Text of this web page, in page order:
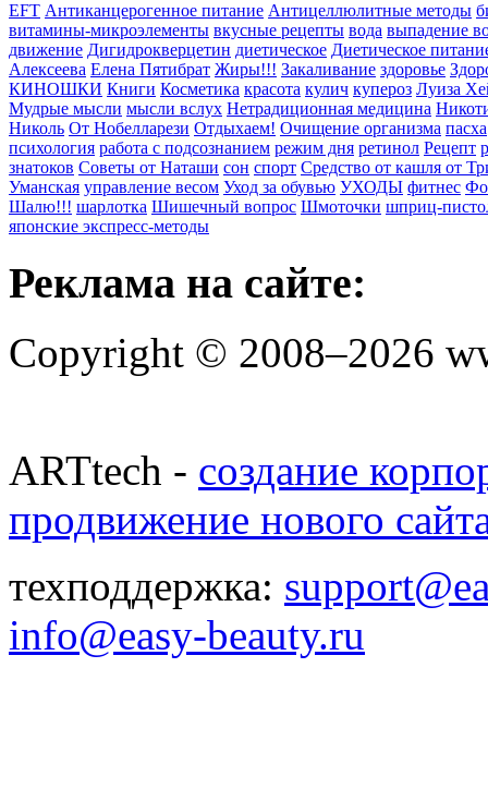
EFT Антиканцерогенное питание Антицеллюлитные методы
витамины-микроэлементы вкусные рецепты вода выпадение
движение Дигидрокверцетин диетическое Диетическое
Алексеева Елена Пятибрат Жиры!!! Закаливание здоровье
КИНОШКИ Книги Косметика красота кулич купероз Луиза
Мудрые мысли мысли вслух Нетрадиционная медицина
Николь От Нобелларези Отдыхаем! Очищение организма пасха
психология работа с подсознанием режим дня ретинол Рецепт
знатоков Советы от Наташи сон спорт Средство от кашля от
Уманская управление весом Уход за обувью УХОДЫ фитнес
Шалю!!! шарлотка Шишечный вопрос Шмоточки шприц-
японские экспресс-методы
Реклама на сайте:
Copyright © 2008–2026
ARTtech - создание
продвижение нового
техподдержка:
info@easy-beauty.ru